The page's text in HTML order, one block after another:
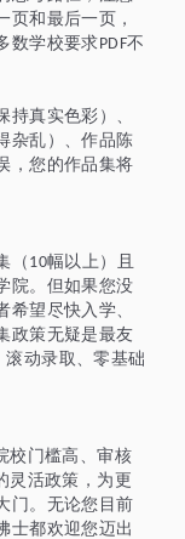
页和最后一页，
数学校要求PDF不
真实色彩）、
杂乱）、作品陈
，您的作品集将
（ 10幅以上）且
院。但如果您没
望尽快入学、
政策无疑是最友
滚动录取、零基础
校门槛高、审核
灵活政策，为更
门。无论您目前
士都欢迎您迈出